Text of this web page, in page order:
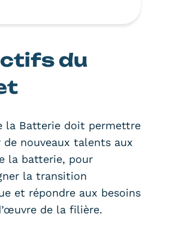
du
la Batterie doit permettre
de nouveaux talents aux
la batterie, pour
la transition
et répondre aux besoins
de la filière.